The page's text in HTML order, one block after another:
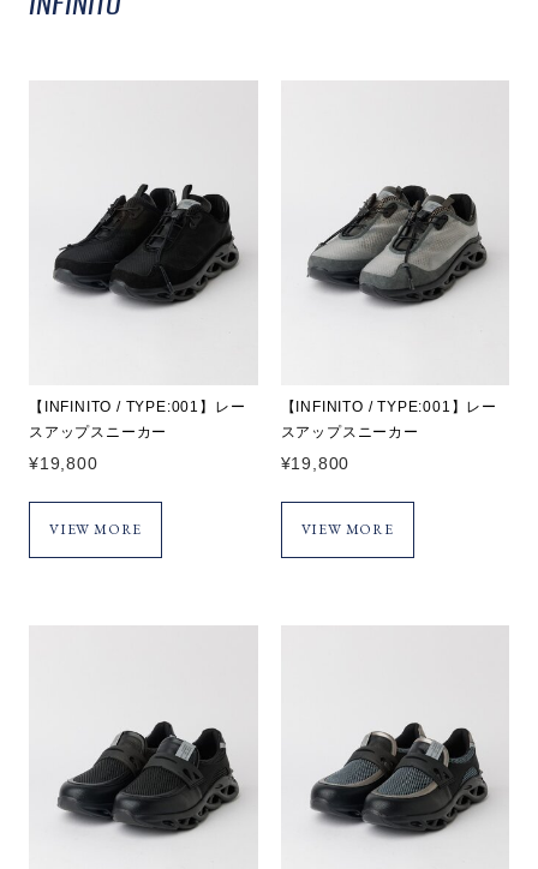
【INFINITO / TYPE:001】レー
スアップスニーカー
¥19,800
VIEW MORE
【INFINITO / TYPE:001】レー
スアップスニーカー
¥19,800
VIEW MORE